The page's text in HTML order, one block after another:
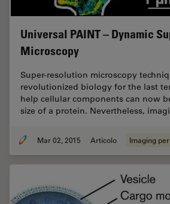
Universal PAINT – Dynamic
Microscopy
Super-resolution microscopy
revolutionized biology for the last
help cellular components can now
size of a protein. Nevertheless,
Mar 02, 2015 Articolo Imaging